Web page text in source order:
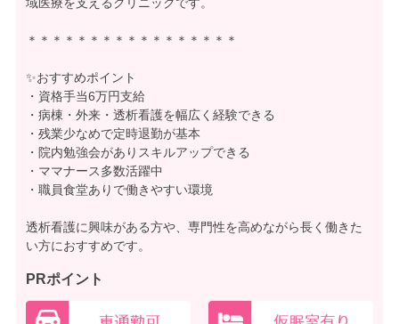
＊＊＊＊＊＊＊＊＊＊＊＊＊＊＊＊＊
✨おすすめポイント
・資格手当6万円支給
・病棟・外来・透析看護を幅広く経験できる
・残業少なめで定時退勤が基本
・院内勉強会がありスキルアップできる
・ママナース多数活躍中
・職員食堂ありで働きやすい環境
透析看護に興味がある方や、専門性を高めながら長く働きた
い方におすすめです。
PRポイント